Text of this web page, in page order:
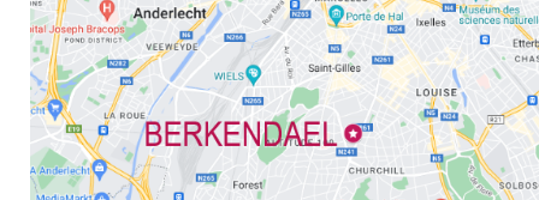
BE91 3631 6790 0976
Activités périscolaires Uccle
+32 (0)2 375 31 35